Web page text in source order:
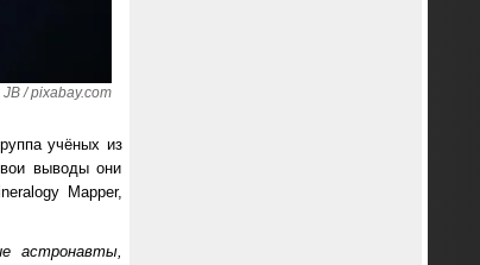
/ pixabay.com
учёных из
выводы они
Mapper,
астронавты,